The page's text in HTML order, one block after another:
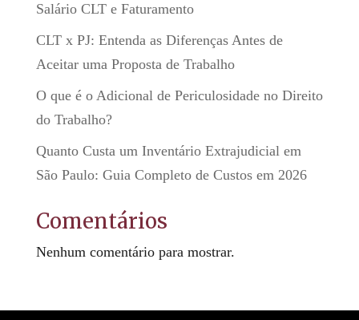
Salário CLT e Faturamento
CLT x PJ: Entenda as Diferenças Antes de
Aceitar uma Proposta de Trabalho
O que é o Adicional de Periculosidade no Direito
do Trabalho?
Quanto Custa um Inventário Extrajudicial em
São Paulo: Guia Completo de Custos em 2026
Comentários
Nenhum comentário para mostrar.